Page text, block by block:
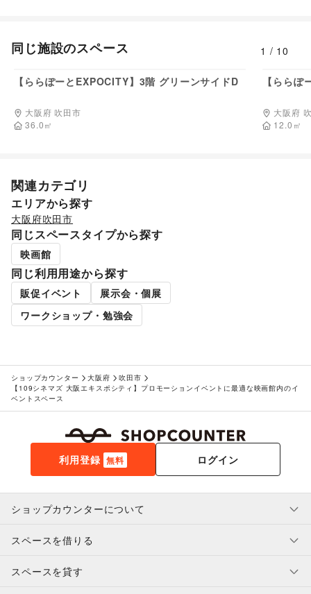
同じ施設のスペース 1 / 10
【ららぽーとEXPOCITY】3階 グリーンサイドD
大阪府 吹田市
36.0㎡
【らら
大阪府
12.0 ㎡
関連カテゴリ
エリアから探す
大阪府吹田市
同じスペースタイプから探す
映画館
同じ利用用途から探す
販促イベント
展示会・個展
ワークショップ・勉強会
ショップカウンター 大阪府
吹田市
【109シネマズ 大阪エキスポシティ】プロモーションイベントに最適な映画館内のイ
ベントスペース
利用登録 無料 ログイン
ショップカウンターについて
利用規約・ガイドライン
特定商取引法に基づく表示
スペースを借りる
スペースを借りたい人へ
スペースを貸す